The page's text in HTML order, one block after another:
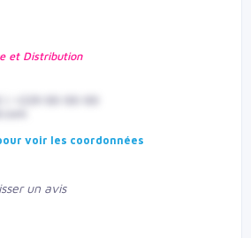
et Distribution
| +229 00 00 00
voir les coordonnées
un avis